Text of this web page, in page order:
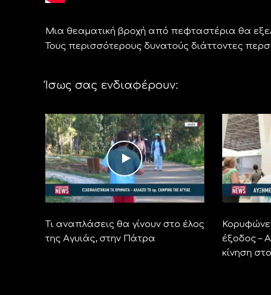
Μια θεαματική βροχή από πεφταστέρια θα
Τους περισσότερους δυνατούς διάττοντες
Ίσως σας ενδιαφέρουν:
Τι αναπλάσεις θα γίνουν στο έλος
της Αγυιάς, στην Πάτρα
έξοδος –
κίνηση